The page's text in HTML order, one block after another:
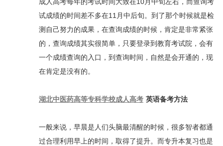
试成绩的时间差不多在11月中后旬。到了那个时候就是检
测自己努力的成果，在查询成绩的时候，肯定是非常紧张
的，查询成绩其实很简单，只要登录到教育考试院，会有
一个成绩查询的入口，到查询时间，自然是会开通的，现
在肯定是没有的。
湖北中医药高等专科学校成人高考 英语备考方法
一般来说，早晨是人们头脑最清醒的时候，很多智者都通
过合理利用早上的时间，取得了提升。而专升本复习也是